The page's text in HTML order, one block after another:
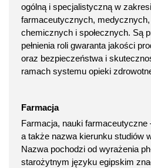
ogólną i specjalistyczną w
farmaceutycznych,
chemicznych i społecznych. Są
pełnienia roli gwaranta jakości
oraz bezpieczeństwa i
ramach systemu opieki
Farmacja
Farmacja, nauki farmaceutyczne
a także nazwa kierunku studiów
Nazwa pochodzi od wyrażenia
starożytnym języku egipskim